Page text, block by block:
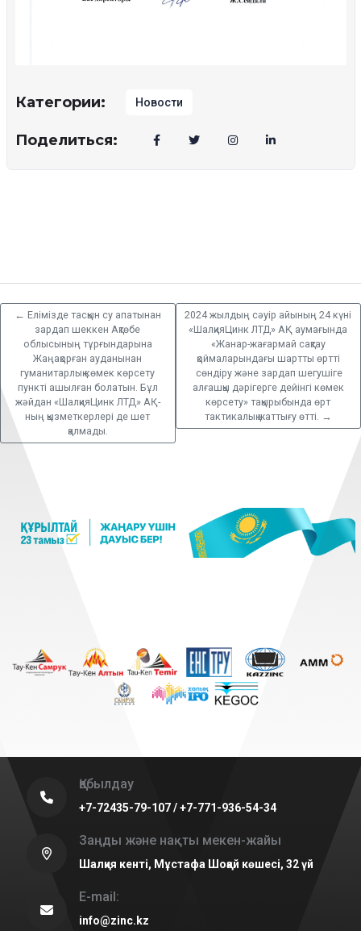
Категории: Новости
Поделиться:
← Елімізде тасқын су апатынан
зардап шеккен Ақтөбе
облысының тұрғындарына
Жаңақорған ауданынан
гуманитарлық көмек көрсету
пункті ашылған болатын. Бұл
жәйдан «ШалқияЦинк ЛТД» АҚ-
ның қызметкерлері де шет
қалмады.
2024 жылдың сәуір айының 24 күні
«ШалқияЦинк ЛТД» АҚ аумағында
«Жанар-жағармай сақтау
қоймаларындағы шартты өртті
сөндіру және зардап шегушіге
алғашқы дәрігерге дейінгі көмек
көрсету» тақырыбында өрт
тактикалық жаттығу өтті. →
Қабылдау
+7-72435-79-107 / +7-771-936-54-34
Заңды және нақты мекен-жайы
Шалқия кенті, Мұстафа Шоқай көшесі, 32 үй
E-mail:
info@zinc.kz